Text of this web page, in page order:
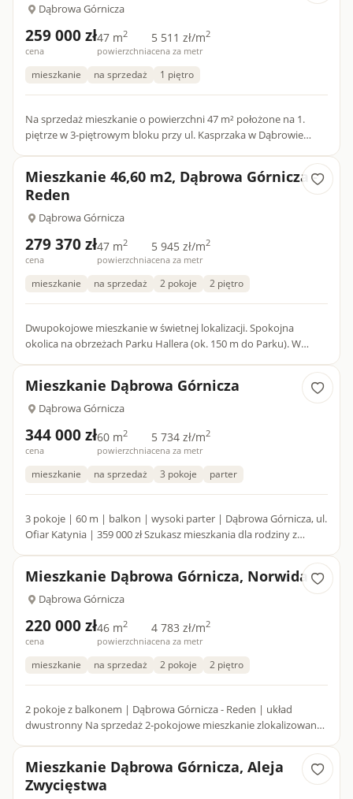
Dąbrowa Górnicza
259 000 zł
cena
47 m2
powierzchnia
5 511 zł/m2
cena za metr
mieszkanie na sprzedaż 1 piętro
Na sprzedaż mieszkanie o powierzchni 47 m² położone na 1.
piętrze w 3-piętrowym bloku przy ul. Kasprzaka w Dąbrowie
Mieszkanie 46,60 m2, Dąbrowa Górnicza -
Reden
Dąbrowa Górnicza
279 370 zł
cena
47 m2
powierzchnia
5 945 zł/m2
cena za metr
mieszkanie na sprzedaż 2 pokoje 2 piętro
Dwupokojowe mieszkanie w świetnej lokalizacji. Spokojna
okolica na obrzeżach Parku Hallera (ok. 150 m do Parku). W
Mieszkanie Dąbrowa Górnicza
Dąbrowa Górnicza
344 000 zł
cena
60 m2
powierzchnia
5 734 zł/m2
cena za metr
mieszkanie na sprzedaż 3 pokoje parter
3 pokoje | 60 m | balkon | wysoki parter | Dąbrowa Górnicza, ul.
Ofiar Katynia | 359 000 zł Szukasz mieszkania dla rodziny z
Mieszkanie Dąbrowa Górnicza, Norwida
Dąbrowa Górnicza
220 000 zł
cena
46 m2
powierzchnia
4 783 zł/m2
cena za metr
mieszkanie na sprzedaż 2 pokoje 2 piętro
2 pokoje z balkonem | Dąbrowa Górnicza - Reden | układ
dwustronny Na sprzedaż 2-pokojowe mieszkanie zlokalizowane
Mieszkanie Dąbrowa Górnicza, Aleja
Zwycięstwa